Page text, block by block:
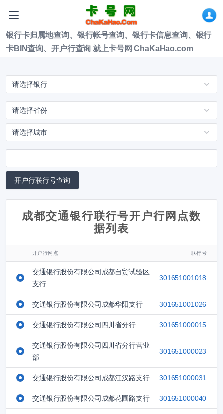
银行卡归属地查询、银行帐号查询、银行卡信息查询、银行
卡BIN查询、开户行查询 就上卡号网 ChaKaHao.com
成都交通银行联行号开户行网点数
据列表
开户行网点 联行号
交通银行股份有限公司成都自贸试验区
支行
301651001018
交通银行股份有限公司成都华阳支行 301651001026
交通银行股份有限公司四川省分行 301651000015
交通银行股份有限公司四川省分行营业
部
301651000023
交通银行股份有限公司成都江汉路支行 301651000031
交通银行股份有限公司成都花圃路支行 301651000040